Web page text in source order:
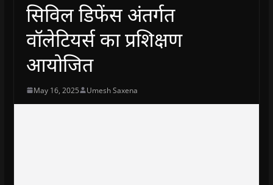
सिविल डिफेंस अंतर्गत
वॉलेटियर्स का प्रशिक्षण
आयोजित
May 16, 2025 Umesh Saxena